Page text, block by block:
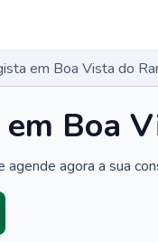
em Boa Vista do
Boa
agora a sua